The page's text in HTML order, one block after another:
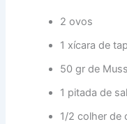
2 ovos
1 xícara de
50 gr de
1 pitada de sal
1/2 colher de